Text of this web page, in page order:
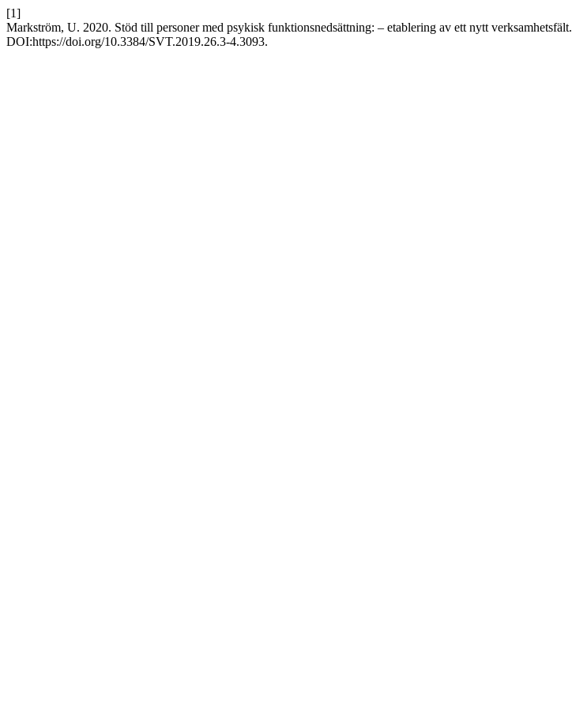
[1]
Markström, U. 2020. Stöd till personer med psykisk funktionsnedsättning: – etablering av ett nytt verksamhetsfält.
DOI:https://doi.org/10.3384/SVT.2019.26.3-4.3093.